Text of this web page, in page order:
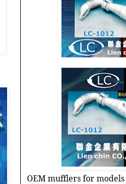
OEM mufflers for models